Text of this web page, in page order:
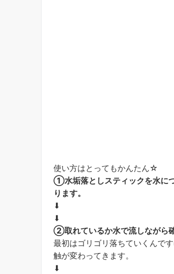
使い方はとってもかんたん☆
①水垢落としスティックを水に
ります。
⬇︎
⬇︎
②取れているか水で流しながら確
最初はゴリゴリ落ちていくんで
触が変わってきます。
⬇︎